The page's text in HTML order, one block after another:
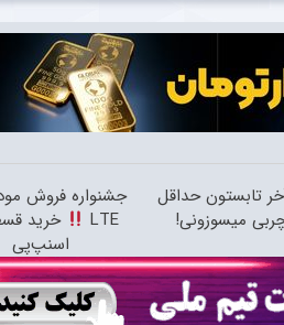
تابستون حداقل
جشنواره فروش
LTE
خرید
اسنپ‌پی